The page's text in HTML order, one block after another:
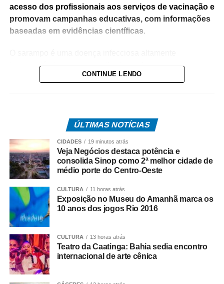
acesso dos profissionais aos serviços de vacinação e
promovam campanhas educativas, com informações
baseadas em evidências científicas.
transmissível, cuja prevenção depende,
fundamentalmente, da vacinação. Embora o Brasil tenha
demonstra a importância de o país manter altas
coberturas vacinais. Este ano, 19 registros já foram
confirmados.
A entidade recomenda que todos os trabalhadores
básica de saúde caso não tenham comprovante de
vacinação contra a doença ou tenham dúvidas sobre o
esquema recebido.
Um alerta também foi feito aos médicos do trabalho.
Durante consultas ocupacionais, exames
admissionais, periódicos, de retorno ao trabalho ou
CONTINUE LENDO
ÚLTIMAS NOTÍCIAS
CIDADES 19 minutos atrás
Veja Negócios destaca potência e
consolida Sinop como 2ª melhor cidade de
médio porte do Centro-Oeste
CULTURA 11 horas atrás
Exposição no Museu do Amanhã marca os
10 anos dos jogos Rio 2016
CULTURA 13 horas atrás
Teatro da Caatinga: Bahia sedia encontro
internacional de arte cênica